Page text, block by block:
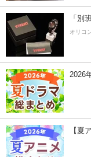
「別
オリコ
2026
【夏